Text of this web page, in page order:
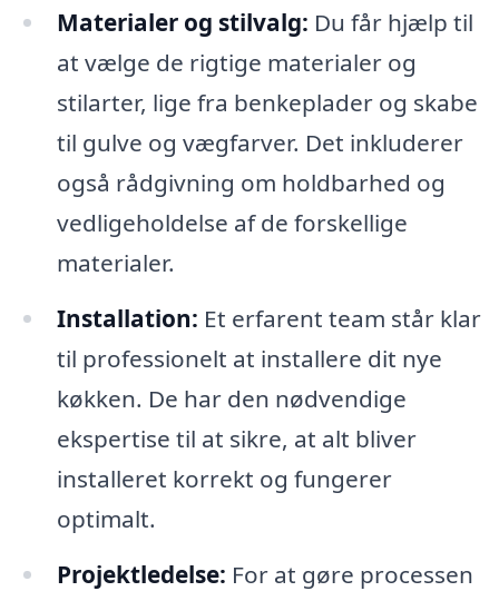
Materialer og stilvalg: Du får hjælp til
at vælge de rigtige materialer og
stilarter, lige fra benkeplader og skabe
til gulve og vægfarver. Det inkluderer
også rådgivning om holdbarhed og
vedligeholdelse af de forskellige
materialer.
Installation: Et erfarent team står klar
til professionelt at installere dit nye
køkken. De har den nødvendige
ekspertise til at sikre, at alt bliver
installeret korrekt og fungerer
optimalt.
Projektledelse: For at gøre processen